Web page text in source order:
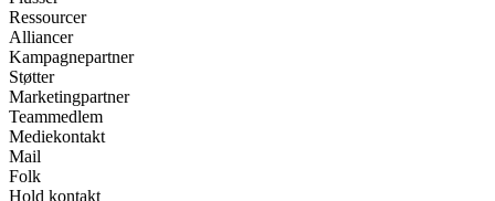
Ressourcer
Alliancer
Kampagnepartner
Støtter
Marketingpartner
Teammedlem
Mediekontakt
Mail
Folk
Hold kontakt